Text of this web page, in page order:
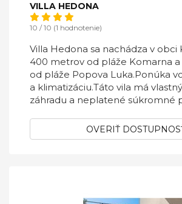
VILLA HEDONA
10 / 10 (1 hodnotenie)
Villa Hedona sa nachádza v obci
400 metrov od pláže Komarna a
od pláže Popova Luka.Ponúka
a klimatizáciu.Táto vila má
záhradu a neplatené súkromné
OVERIŤ